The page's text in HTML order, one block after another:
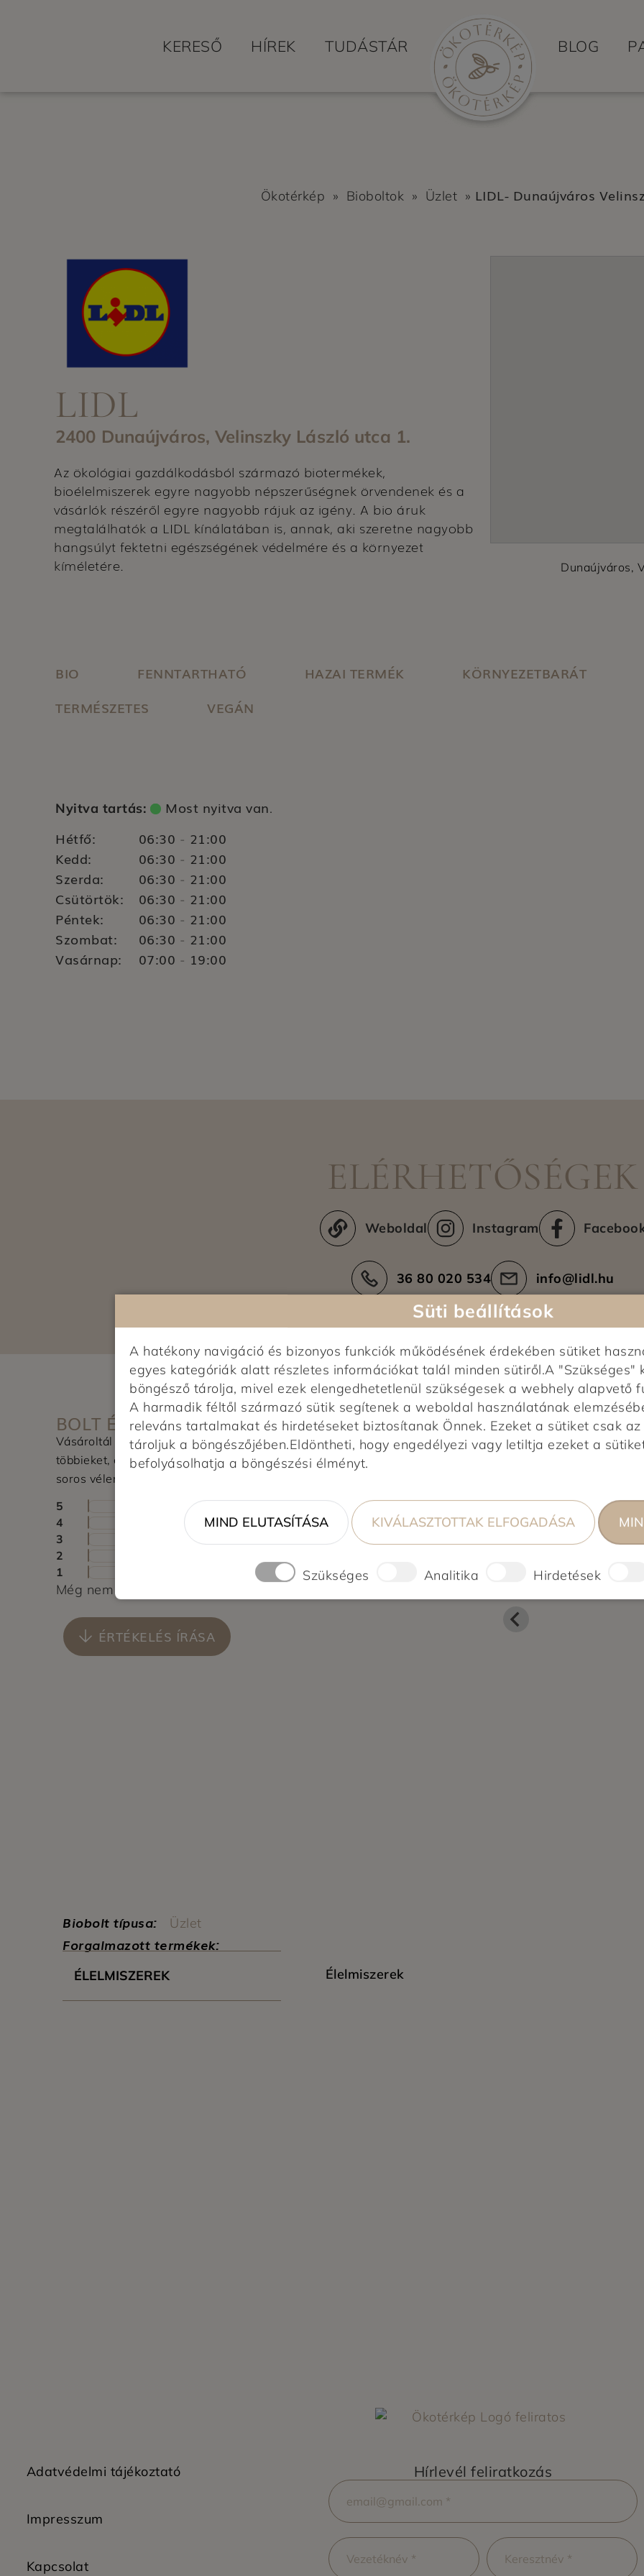
KERESŐ HÍREK TUDÁSTÁR BLOG
Ökotérkép » Bioboltok » Üzlet » LIDL- Dunaújváros
LIDL
2400 Dunaújváros, Velinszky László utca 1.
Az ökológiai gazdálkodásból származó biotermékek,
bioélelmiszerek egyre nagyobb népszerűségnek örvendenek és a
vásárlók részéről egyre nagyobb rájuk az igény. A bio áruk
megtalálhatók a LIDL kínálatában is, annak, aki szeretne nagyobb
hangsúlyt fektetni egészségének védelmére és a környezet
kíméletére.
Dunaújváros,
BIO FENNTARTHATÓ HAZAI TERMÉK
KÖRNYEZETBARÁT
TERMÉSZETES
VEGÁN
Nyitva tartás: Most nyitva van.
Hétfő: 06:30 - 21:00
Kedd:
06:30 - 21:00
Szerda:
06:30 - 21:00
Csütörtök:
06:30 - 21:00
Péntek:
06:30 - 21:00
Szombat:
06:30 - 21:00
Vasárnap:
07:00 - 19:00
ELÉRHETŐSÉGEK
Weboldal Instagram
36 80 020 534 info@lidl.hu
BOLT ÉRTÉKELÉSE
Vásároltál az üzletben? Segítsd a
többieket, értékeld a boltot és írj pár
soros véleményt.
0,0
0 vélemény alapján
5
4
0%
3
2
1
0%
Még nem érkezett értékelés. Légy Te az első!
ÉRTÉKELÉS ÍRÁSA
Képek feltöltés alatt...
Biobolt típusa: Üzlet
Forgalmazott termékek:
ÉLELMISZEREK Élelmiszerek
Adatvédelmi tájékoztató
Impresszum
Kapcsolat
Hírlevél feliratkozás
Süti beállítások
A hatékony navigáció és bizonyos funkciók működésének érdekében sütiket
egyes kategóriák alatt részletes információkat talál minden sütiről.A
böngésző tárolja, mivel ezek elengedhetetlenül szükségesek a webhely alapvető
A harmadik féltől származó sütik segítenek a weboldal használatának
releváns tartalmakat és hirdetéseket biztosítanak Önnek. Ezeket a sütiket csak
tároljuk a böngészőjében.Eldöntheti, hogy engedélyezi vagy letiltja ezeket a
befolyásolhatja a böngészési élményt.
MIND ELUTASÍTÁSA KIVÁLASZTOTTAK ELFOGADÁSA
Szükséges Analitika Hirdetések